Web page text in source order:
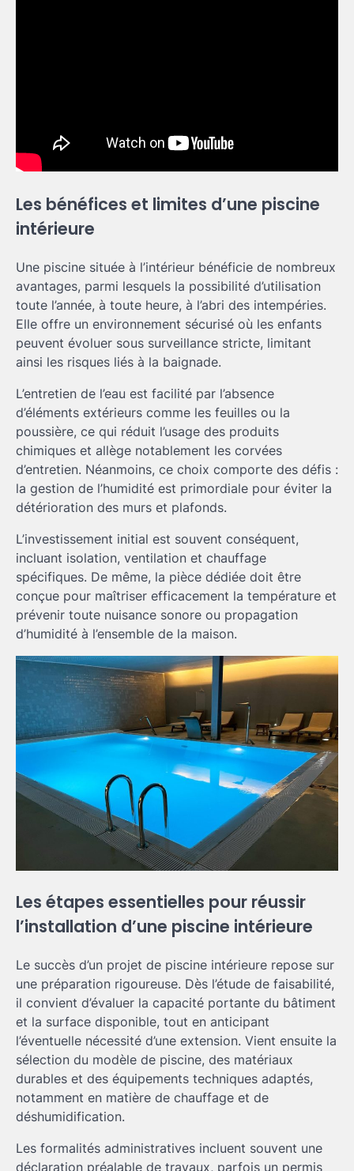
Les bénéfices et limites d’une piscine
intérieure
Une piscine située à l’intérieur bénéficie de nombreux
avantages, parmi lesquels la possibilité d’utilisation
toute l’année, à toute heure, à l’abri des intempéries.
Elle offre un environnement sécurisé où les enfants
peuvent évoluer sous surveillance stricte, limitant
ainsi les risques liés à la baignade.
L’entretien de l’eau est facilité par l’absence
d’éléments extérieurs comme les feuilles ou la
poussière, ce qui réduit l’usage des produits
chimiques et allège notablement les corvées
d’entretien. Néanmoins, ce choix comporte des défis :
la gestion de l’humidité est primordiale pour éviter la
détérioration des murs et plafonds.
L’investissement initial est souvent conséquent,
incluant isolation, ventilation et chauffage
spécifiques. De même, la pièce dédiée doit être
conçue pour maîtriser efficacement la température et
prévenir toute nuisance sonore ou propagation
d’humidité à l’ensemble de la maison.
Les étapes essentielles pour réussir
l’installation d’une piscine intérieure
Le succès d’un projet de piscine intérieure repose sur
une préparation rigoureuse. Dès l’étude de faisabilité,
il convient d’évaluer la capacité portante du bâtiment
et la surface disponible, tout en anticipant
l’éventuelle nécessité d’une extension. Vient ensuite la
sélection du modèle de piscine, des matériaux
durables et des équipements techniques adaptés,
notamment en matière de chauffage et de
déshumidification.
Les formalités administratives incluent souvent une
déclaration préalable de travaux, parfois un permis